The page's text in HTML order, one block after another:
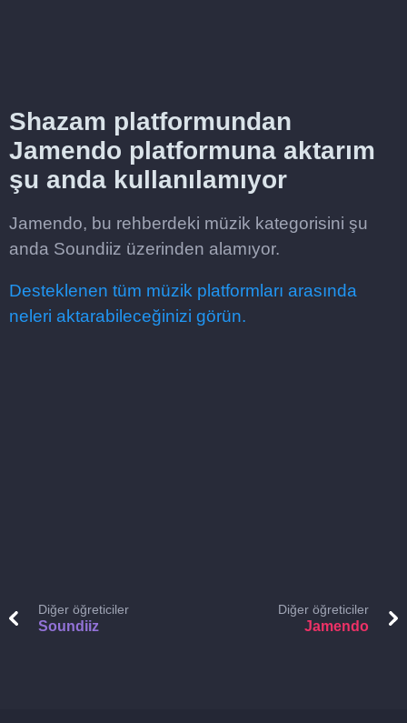
Shazam platformundan
Jamendo platformuna aktarım
şu anda kullanılamıyor
Jamendo, bu rehberdeki müzik kategorisini şu
anda Soundiiz üzerinden alamıyor.
Desteklenen tüm müzik platformları arasında
neleri aktarabileceğinizi görün.
Diğer öğreticiler
Soundiiz
Diğer öğreticiler
Jamendo